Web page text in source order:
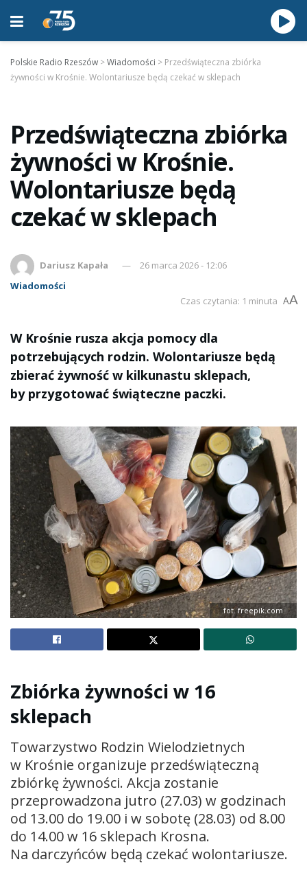
Polskie Radio Rzeszów >Wiadomości > Przedświąteczna zbiórka
żywności w Krośnie. Wolontariusze będą czekać w sklepach
Przedświąteczna zbiórka
żywności w Krośnie.
Wolontariusze będą
czekać w sklepach
Dariusz Kapała
26 marca 2026 - 12:06
Wiadomości
Czas czytania: 1 minuta AA
W Krośnie rusza akcja pomocy dla
potrzebujących rodzin. Wolontariusze będą
zbierać żywność w kilkunastu sklepach,
by przygotować świąteczne paczki.
fot. freepik.com
Zbiórka żywności w 16
sklepach
Towarzystwo Rodzin Wielodzietnych
w Krośnie organizuje przedświąteczną
zbiórkę żywności. Akcja zostanie
przeprowadzona jutro (27.03) w godzinach
od 13.00 do 19.00 i w sobotę (28.03) od 8.00
do 14.00 w 16 sklepach Krosna.
Na darczyńców będą czekać wolontariusze.